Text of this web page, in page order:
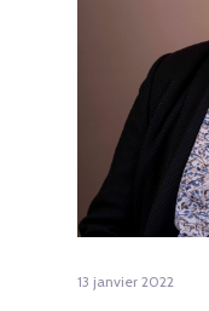
13 janvier 2022